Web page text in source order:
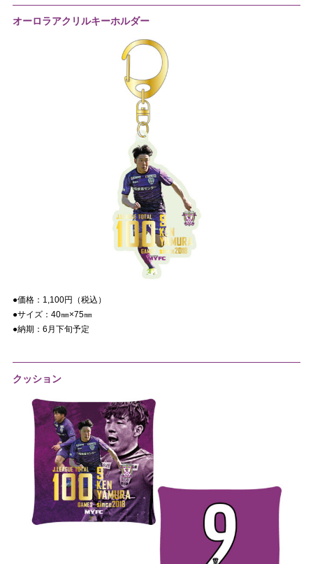
オーロラアクリルキーホルダー
●価格： 1,100円（税込）
●サイズ： 40㎜×75㎜
●納期： 6 月下旬予定
クッション